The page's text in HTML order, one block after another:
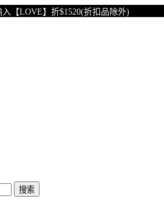
】折$1520(折扣品除外)
搜索